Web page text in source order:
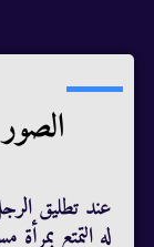
الصور
عند تطليق
له التمتع